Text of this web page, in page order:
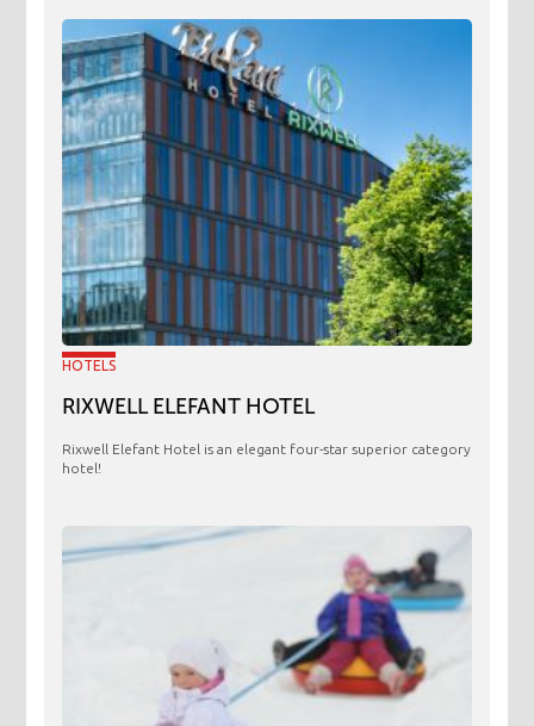
HOTELS
RIXWELL ELEFANT HOTEL
Rixwell Elefant Hotel is an elegant four-star superior category
hotel!